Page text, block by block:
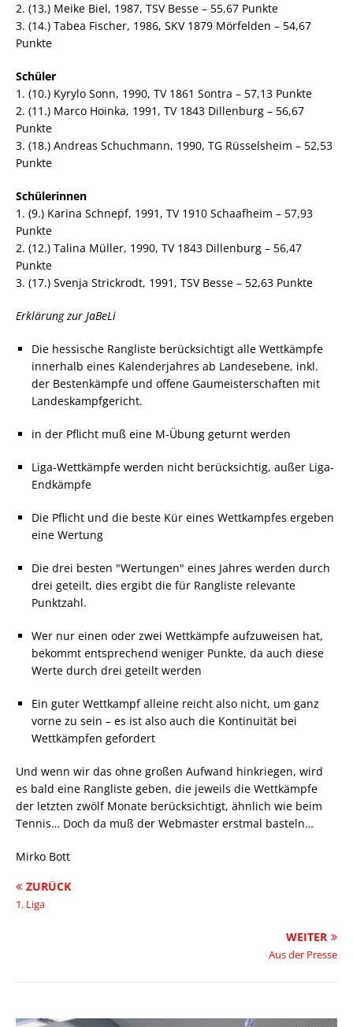
2. (13.) Meike Biel, 1987, TSV Besse – 55,67 Punkte
3. (14.) Tabea Fischer, 1986, SKV 1879 Mörfelden – 54,67
Punkte
Schüler
1. (10.) Kyrylo Sonn, 1990, TV 1861 Sontra – 57,13 Punkte
2. (11.) Marco Hoinka, 1991, TV 1843 Dillenburg – 56,67
Punkte
3. (18.) Andreas Schuchmann, 1990, TG Rüsselsheim – 52,53
Punkte
Schülerinnen
1. (9.) Karina Schnepf, 1991, TV 1910 Schaafheim – 57,93
Punkte
2. (12.) Talina Müller, 1990, TV 1843 Dillenburg – 56,47
Punkte
3. (17.) Svenja Strickrodt, 1991, TSV Besse – 52,63 Punkte
Erklärung zur JaBeLi
Die hessische Rangliste berücksichtigt alle Wettkämpfe
innerhalb eines Kalenderjahres ab Landesebene, inkl.
der Bestenkämpfe und offene Gaumeisterschaften mit
Landeskampfgericht.
in der Pflicht muß eine M-Übung geturnt werden
Liga-Wettkämpfe werden nicht berücksichtig, außer Liga-
Endkämpfe
Die Pflicht und die beste Kür eines Wettkampfes ergeben
eine Wertung
Die drei besten "Wertungen" eines Jahres werden durch
drei geteilt, dies ergibt die für Rangliste relevante
Punktzahl.
Wer nur einen oder zwei Wettkämpfe aufzuweisen hat,
bekommt entsprechend weniger Punkte, da auch diese
Werte durch drei geteilt werden
Ein guter Wettkampf alleine reicht also nicht, um ganz
vorne zu sein – es ist also auch die Kontinuität bei
Wettkämpfen gefordert
Und wenn wir das ohne großen Aufwand hinkriegen, wird
es bald eine Rangliste geben, die jeweils die Wettkämpfe
der letzten zwölf Monate berücksichtigt, ähnlich wie beim
Tennis… Doch da muß der Webmaster erstmal basteln…
Mirko Bott
ZURÜCK
1. Liga
WEITER
Aus der Presse